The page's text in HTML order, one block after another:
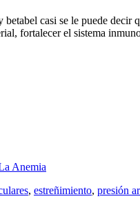
casi se le puede
fortalecer el sistema
Anemia
, estreñimiento, presión